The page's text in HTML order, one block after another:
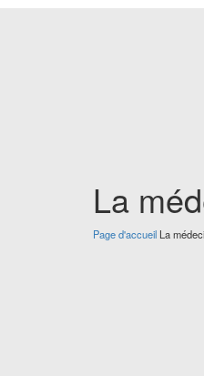
La
Page d'accueil La